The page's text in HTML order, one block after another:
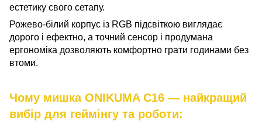
естетику свого сетапу.
Рожево-білий корпус із RGB підсвіткою виглядає
дорого і ефектно, а точний сенсор і продумана
ергономіка дозволяють комфортно грати годинами без
втоми.
Чому мишка ONIKUMA C16 — найкращий
вибір для геймінгу та роботи: